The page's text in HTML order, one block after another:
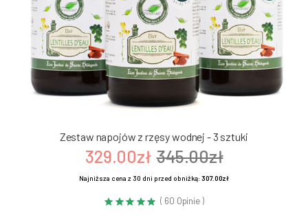
Zestaw napojów z rzęsy wodnej - 3 sztuki
329.00zł 345.00zł
Najniższa cena z 30 dni przed obniżką:307.00zł
( 60 Opinie )